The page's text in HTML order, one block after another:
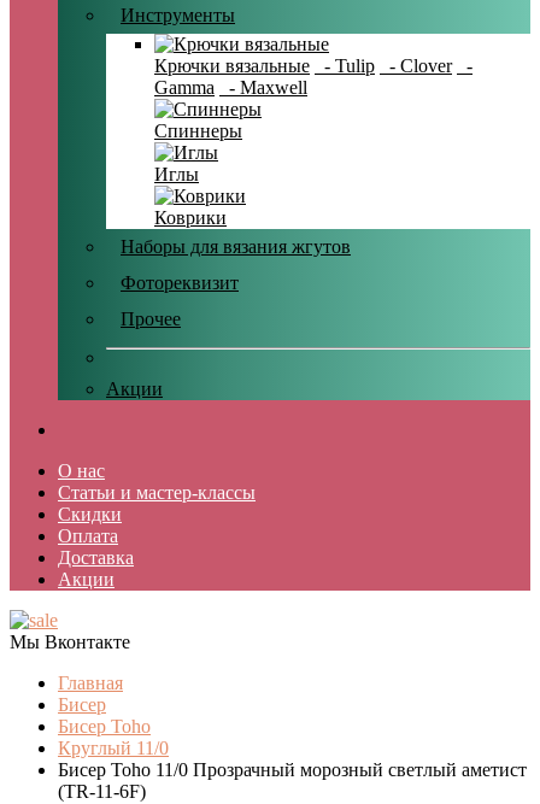
Инструменты
Крючки вязальные - Tulip - Clover
-
Gamma
- Maxwell
Спиннеры
Иглы
Коврики
Наборы для вязания жгутов
Фотореквизит
Прочее
Акции
О нас
Статьи и мастер-классы
Скидки
Оплата
Доставка
Акции
Мы Вконтакте
Главная
Бисер
Бисер Toho
Круглый 11/0
Бисер Toho 11/0 Прозрачный морозный светлый аметист
(TR-11-6F)